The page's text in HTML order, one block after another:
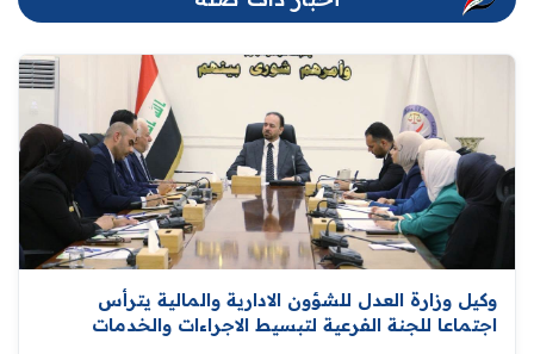
وكيل وزارة العدل للشؤون الادارية والمالية يترأس
اجتماعا للجنة الفرعية لتبسيط الاجراءات والخدمات